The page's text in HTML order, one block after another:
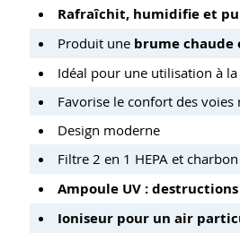
Rafraîchit, humidifie et
Produit une brume chaude
Idéal pour une utilisation à
Favorise le confort des
Design moderne
Filtre 2 en 1 HEPA et
Ampoule UV :
Ioniseur pour un air